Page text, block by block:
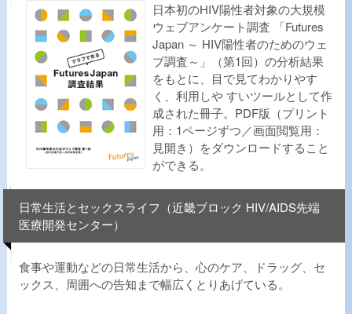
日本初のHIV陽性者対象の大規模
ウェブアンケート調査 「Futures
Japan ～ HIV陽性者のためのウェ
ブ調査～」（第1回）の分析結果
をもとに、目で見てわかりやす
く、利用しや すいツールとして作
成された冊子。PDF版（プリント
用：1ページずつ／画面閲覧用：
見開き）をダウンロードすること
ができる。
日常生活とセックスライフ（近畿ブロック HIV/AIDS先端
医療開発センター）
食事や運動などの日常生活から、心のケア、ドラッグ、セ
ックス、周囲への告知まで幅広くとりあげている。